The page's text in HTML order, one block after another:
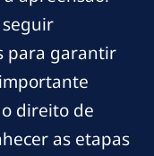
seguir
para garantir
direito de
as etapas